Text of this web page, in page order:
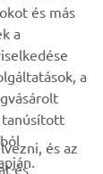
és más
a
a
tanúsított
és az
és